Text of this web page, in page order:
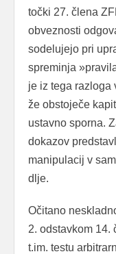
točki 27. člena
obveznosti
sodelujejo pri
spreminja
je iz tega razloga
že obstoječe
ustavno sporna.
dokazov
manipulacij v
dlje.
Očitano
2. odstavkom 14.
t.im. testu